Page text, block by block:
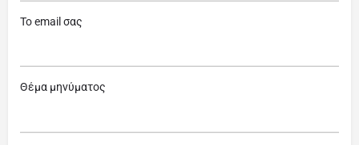
Το email σας
Θέμα μηνύματος